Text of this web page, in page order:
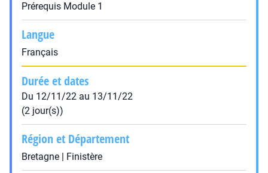
Prérequis Module 1
Langue
Français
Durée et dates
Du 12/11/22 au 13/11/22
(2 jour(s))
Région et Département
Bretagne | Finistère